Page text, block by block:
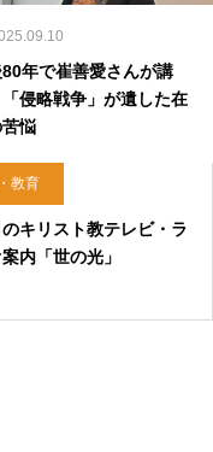
年で崔善愛さんが講
侵略戦争」が遺した在
苦悩
教育
のキリスト教テレビ・ラ
内「世の光」